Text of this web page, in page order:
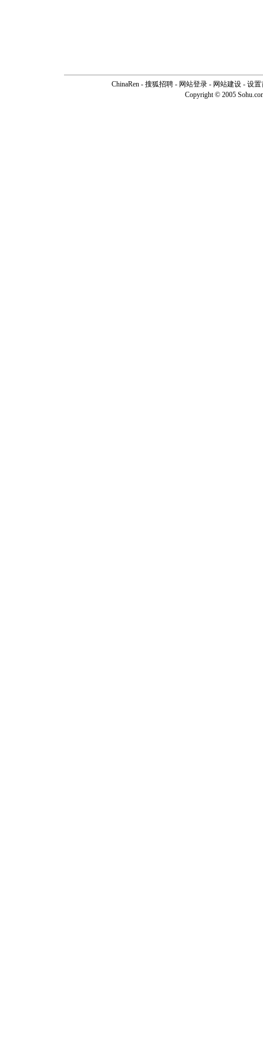
ChinaRen - 搜狐招聘 - 网站登录 - 网站建设 - 设置
Copyright © 2005